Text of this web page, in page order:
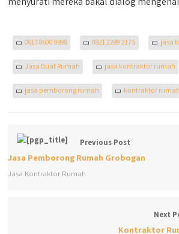
0813 8600 9898 0821 2289 2175 jasa
Jasa Buat Rumah jasa kontraktor rumah
jasa pemborong rumah kontraktor rumah
Previous Post
Jasa Pemborong Rumah Grobogan
Jasa Kontraktor Rumah
Next
Kontraktor